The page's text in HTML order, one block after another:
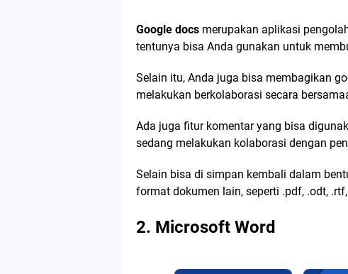
Google docs merupakan aplikasi
tentunya bisa Anda gunakan untuk
Selain itu, Anda juga bisa membagikan
melakukan berkolaborasi secara
Ada juga fitur komentar yang bisa
sedang melakukan kolaborasi dengan
Selain bisa di simpan kembali dalam
format dokumen lain, seperti .pdf, .odt,
2. Microsoft Word